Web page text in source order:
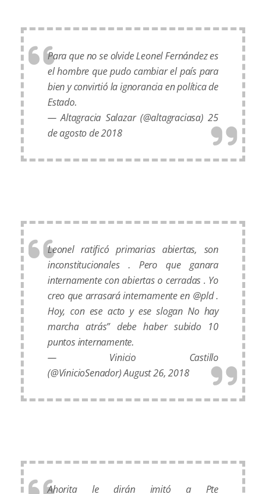
Para que no se olvide Leonel Fernández es
el hombre que pudo cambiar el país para
bien y convirtió la ignorancia en política de
Estado.
— Altagracia Salazar (@altagraciasa)25
de agosto de 2018
Leonel ratificó primarias abiertas, son
inconstitucionales . Pero que ganara
internamente con abiertas o cerradas . Yo
creo que arrasará internamente en @pld .
Hoy, con ese acto y ese slogan No hay
marcha atrás” debe haber subido 10
puntos internamente.
— Vinicio Castillo
(@VinicioSenador)August 26, 2018
Ahorita le dirán imitó a Pte